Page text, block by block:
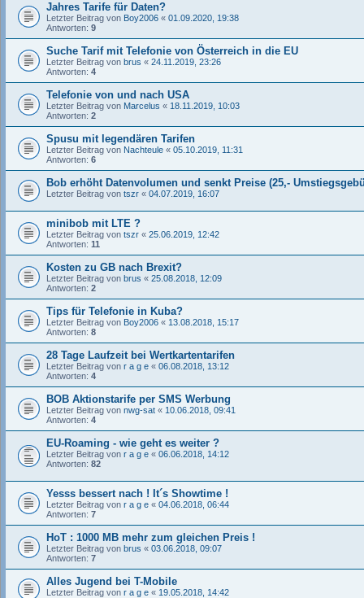
Jahres Tarife für Daten?
Letzter Beitrag von Boy2006 « 01.09.2020, 19:38
Antworten: 9
Suche Tarif mit Telefonie von Österreich in die EU
Letzter Beitrag von brus « 24.11.2019, 23:26
Antworten: 4
Telefonie von und nach USA
Letzter Beitrag von Marcelus « 18.11.2019, 10:03
Antworten: 2
Spusu mit legendären Tarifen
Letzter Beitrag von Nachteule « 05.10.2019, 11:31
Antworten: 6
Bob erhöht Datenvolumen und senkt Preise (25,-
Letzter Beitrag von tszr « 04.07.2019, 16:07
minibob mit LTE ?
Letzter Beitrag von tszr « 25.06.2019, 12:42
Antworten: 11
Kosten zu GB nach Brexit?
Letzter Beitrag von brus « 25.08.2018, 12:09
Antworten: 2
Tips für Telefonie in Kuba?
Letzter Beitrag von Boy2006 « 13.08.2018, 15:17
Antworten: 8
28 Tage Laufzeit bei Wertkartentarifen
Letzter Beitrag von r a g e « 06.08.2018, 13:12
Antworten: 4
BOB Aktionstarife per SMS Werbung
Letzter Beitrag von nwg-sat « 10.06.2018, 09:41
Antworten: 4
EU-Roaming - wie geht es weiter ?
Letzter Beitrag von r a g e « 06.06.2018, 14:12
Antworten: 82
Yesss bessert nach ! It´s Showtime !
Letzter Beitrag von r a g e « 04.06.2018, 06:44
Antworten: 7
HoT : 1000 MB mehr zum gleichen Preis !
Letzter Beitrag von brus « 03.06.2018, 09:07
Antworten: 7
Alles Jugend bei T-Mobile
Letzter Beitrag von r a g e « 19.05.2018, 14:42